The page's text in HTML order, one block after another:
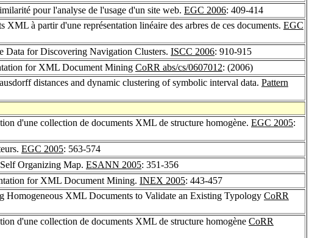
pour l'analyse de l'usage d'un site web. EGC 2006: 409-414
XML à partir d'une représentation linéaire des arbres de ces documents. EGC
Data for Discovering Navigation Clusters. ISCC 2006: 910-915
for XML Document Mining CoRR abs/cs/0607012: (2006)
distances and dynamic clustering of symbolic interval data. Pattern
d'une collection de documents XML de structure homogène. EGC 2005:
EGC 2005: 563-574
Organizing Map. ESANN 2005: 351-356
for XML Document Mining. INEX 2005: 443-457
Homogeneous XML Documents to Validate an Existing Typology CoRR
d'une collection de documents XML de structure homogène CoRR